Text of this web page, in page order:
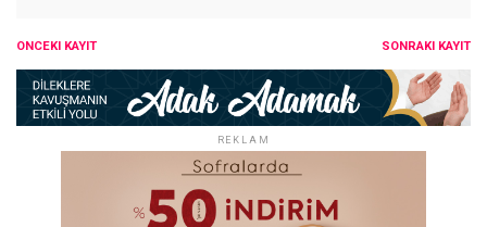
SONRAKI KAYIT
ÖNCEKI KAYIT
REKLAM